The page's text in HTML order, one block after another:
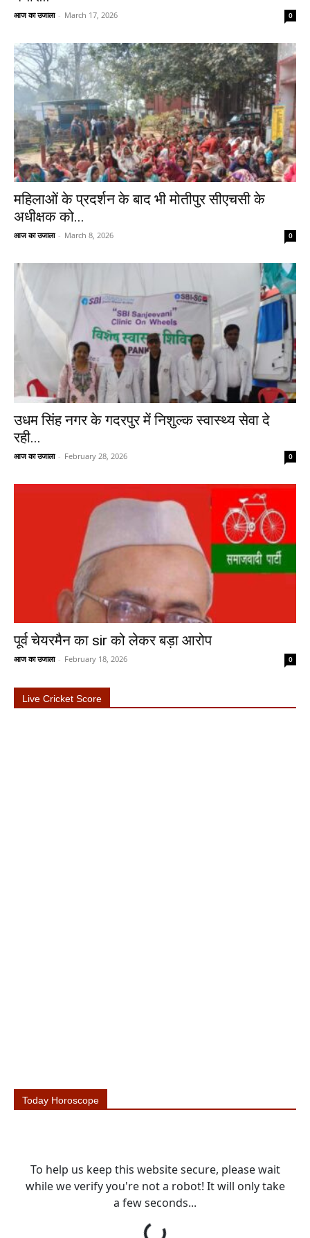
आज का उजाला - March 17, 2026 0
महिलाओं के प्रदर्शन के बाद भी मोतीपुर सीएचसी के
अधीक्षक को...
आज का उजाला - March 8, 2026 0
उधम सिंह नगर के गदरपुर में निशुल्क स्वास्थ्य सेवा दे
रही...
आज का उजाला - February 28, 2026 0
पूर्व चेयरमैन का sir को लेकर बड़ा आरोप
आज का उजाला - February 18, 2026 0
Live Cricket Score
Today Horoscope